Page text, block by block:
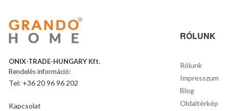
ONIX-TRADE-HUNGARY Kft.
Rendelés információ:
Tel: +36 20 96 96 202
Kapcsolat
RÓLUNK
Rólunk
Impresszum
Blog
Oldaltérkép